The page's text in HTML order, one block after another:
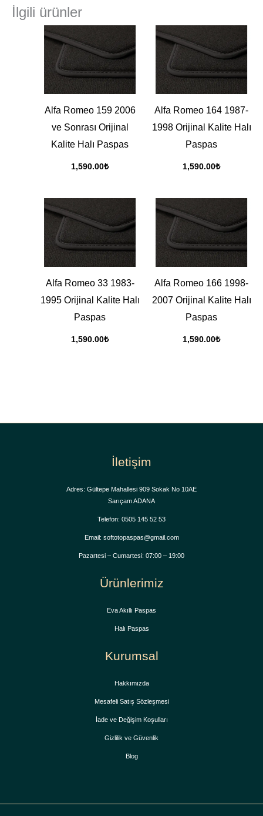
İlgili ürünler
Alfa Romeo 159 2006
ve Sonrası Orijinal
Kalite Halı Paspas
1,590.00₺
Alfa Romeo 164 1987-
1998 Orijinal Kalite Halı
Paspas
1,590.00₺
Alfa Romeo 33 1983-
1995 Orijinal Kalite Halı
Paspas
1,590.00₺
Alfa Romeo 166 1998-
2007 Orijinal Kalite Halı
Paspas
1,590.00₺
İletişim
Adres: Gültepe Mahallesi 909 Sokak No 10AE
Sarıçam ADANA
Telefon: 0505 145 52 53
Email: softotopaspas@gmail.com
Pazartesi – Cumartesi: 07:00 – 19:00
Ürünlerimiz
Eva Akıllı Paspas
Halı Paspas
Kurumsal
Hakkımızda
Mesafeli Satış Sözleşmesi
İade ve Değişim Koşulları
Gizlilik ve Güvenlik
Blog